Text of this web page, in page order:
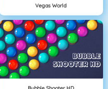
Vegas World